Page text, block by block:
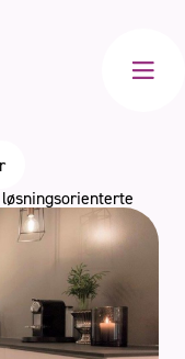
Meny
Kjøkken